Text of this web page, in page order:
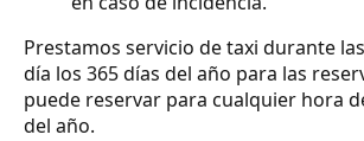
Prestamos servicio de taxi durante
día los 365 días del año para las
puede reservar para cualquier hora
del año.